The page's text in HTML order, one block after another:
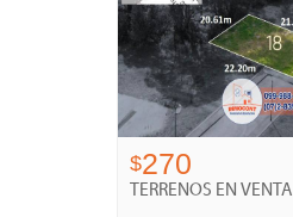
$270
TERRENOS EN VENTA